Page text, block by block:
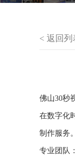
< 返回列
佛山30秒
在数字化
制作服务
专业团队